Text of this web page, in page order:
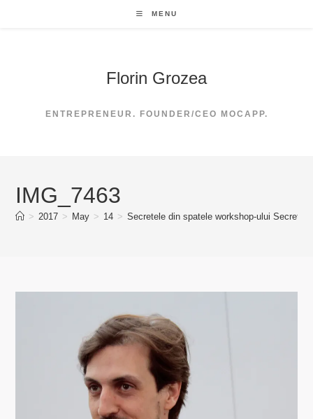
MENU
Florin Grozea
ENTREPRENEUR. FOUNDER/CEO MOCAPP.
IMG_7463
> 2017 > May > 14 > Secretele din spatele workshop-ului